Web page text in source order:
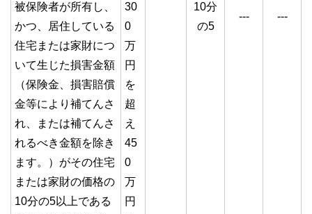
被保険者が所有し、
かつ、居住している
住宅または家財につ
いて生じた損害金額
（保険金、損害賠償
金等により補てんさ
れ、または補てんさ
れるべき金額を除き
ます。）がその住宅
または家財の価格の
10分の5以上である
30
0
万
円
を
超
え
45
0
万
円
10分
の5
--- ---